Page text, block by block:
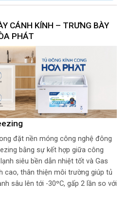
Dàn đồng
R290
-18°C đến -30°C
0°C – 10°C
1000 x 664 x 890 mm
54/46 Kg
–
CÁNH KÍNH – TRƯNG BÀY
PHÁT
đặt nền móng công nghệ đông
bằng sự kết hợp giữa công
siêu bền dẫn nhiệt tốt và Gas
cao, thân thiện môi trường giúp tủ
sâu lên tới -30ºC, gấp 2 lần so với